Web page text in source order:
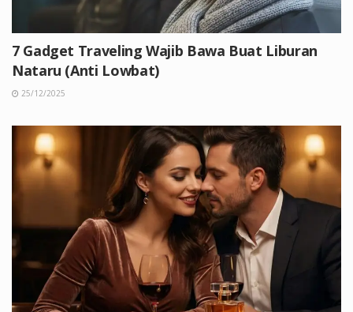
7 Gadget Traveling Wajib Bawa Buat Liburan
Nataru (Anti Lowbat)
25/12/2025